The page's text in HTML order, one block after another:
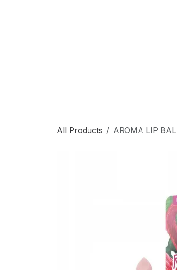
All Products AROMA LIP